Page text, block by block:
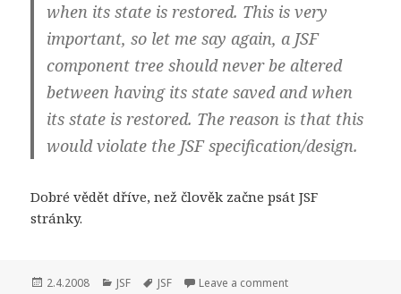
when its state is restored. This is very
important, so let me say again,a JSF
component tree should never be altered
between having its state saved and when
its state is restored. The reason is that this
would violate the JSF specification/design.
Dobré vědět dříve, než člověk začne psát JSF
stránky.
Publikováno:
2.4.2008 Rubriky:
JSF Štítky:
JSF Leave a comment